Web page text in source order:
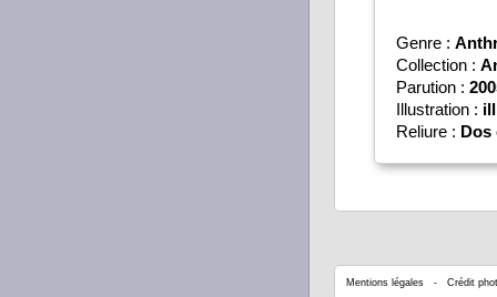
Genre :
Collection :
Parution :
Illustration :
Reliure : Dos
Mentions légales - Crédit